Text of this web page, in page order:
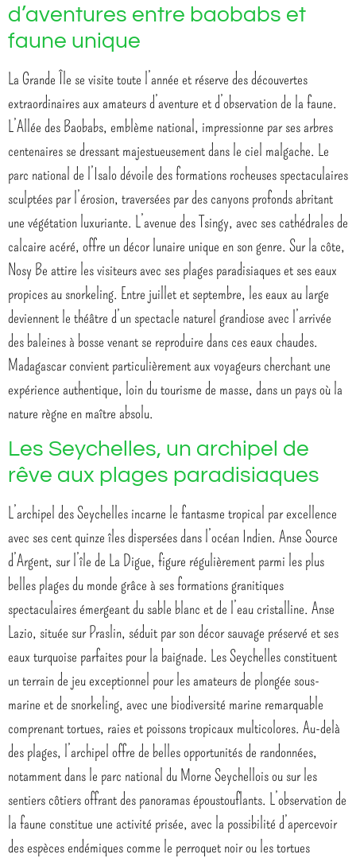
d’aventures entre baobabs et
faune unique
La Grande Île se visite toute l’année et réserve des découvertes
extraordinaires aux amateurs d’aventure et d’observation de la faune.
L’Allée des Baobabs, emblème national, impressionne par ses arbres
centenaires se dressant majestueusement dans le ciel malgache. Le
parc national de l’Isalo dévoile des formations rocheuses spectaculaires
sculptées par l’érosion, traversées par des canyons profonds abritant
une végétation luxuriante. L’avenue des Tsingy, avec ses cathédrales de
calcaire acéré, offre un décor lunaire unique en son genre. Sur la côte,
Nosy Be attire les visiteurs avec ses plages paradisiaques et ses eaux
propices au snorkeling. Entre juillet et septembre, les eaux au large
deviennent le théâtre d’un spectacle naturel grandiose avec l’arrivée
des baleines à bosse venant se reproduire dans ces eaux chaudes.
Madagascar convient particulièrement aux voyageurs cherchant une
expérience authentique, loin du tourisme de masse, dans un pays où la
nature règne en maître absolu.
Les Seychelles, un archipel de
rêve aux plages paradisiaques
L’archipel des Seychelles incarne le fantasme tropical par excellence
avec ses cent quinze îles dispersées dans l’océan Indien. Anse Source
d’Argent, sur l’île de La Digue, figure régulièrement parmi les plus
belles plages du monde grâce à ses formations granitiques
spectaculaires émergeant du sable blanc et de l’eau cristalline. Anse
Lazio, située sur Praslin, séduit par son décor sauvage préservé et ses
eaux turquoise parfaites pour la baignade. Les Seychelles constituent
un terrain de jeu exceptionnel pour les amateurs de plongée sous-
marine et de snorkeling, avec une biodiversité marine remarquable
comprenant tortues, raies et poissons tropicaux multicolores. Au-delà
des plages, l’archipel offre de belles opportunités de randonnées,
notamment dans le parc national du Morne Seychellois ou sur les
sentiers côtiers offrant des panoramas époustouflants. L’observation de
la faune constitue une activité prisée, avec la possibilité d’apercevoir
des espèces endémiques comme le perroquet noir ou les tortues